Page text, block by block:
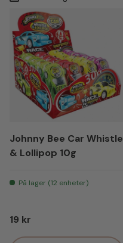
Johnny Bee Car Whistle
& Lollipop 10g
På lager (12 enheter)
Vanlig pris
19 kr